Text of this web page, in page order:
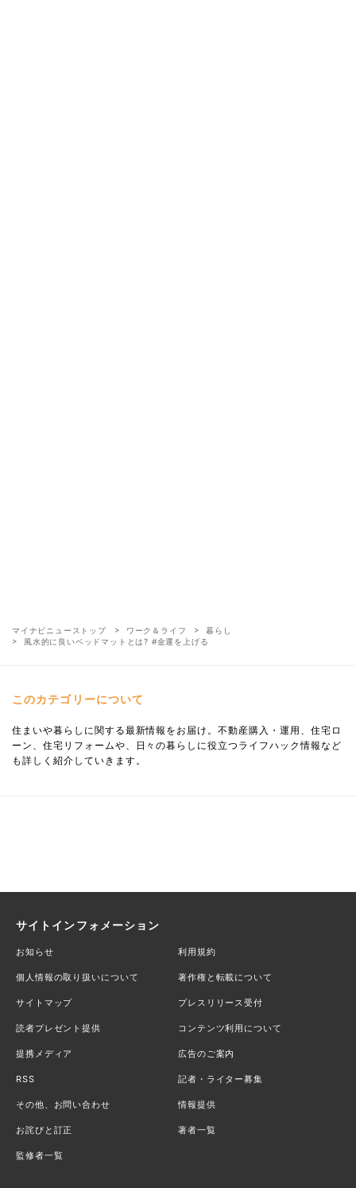
マイナビニューストップ ワーク＆ライフ
暮らし
風水的に良いベッドマットとは? #金運を上げる
このカテゴリーについて
住まいや暮らしに関する最新情報をお届け。不動産購入・運用、住宅ロ
ーン、住宅リフォームや、日々の暮らしに役立つライフハック情報など
も詳しく紹介していきます。
サイトインフォメーション
お知らせ 利用規約
個人情報の取り扱いについて 著作権と転載について
サイトマップ プレスリリース受付
読者プレゼント提供 コンテンツ利用について
提携メディア 広告のご案内
RSS 記者・ライター募集
その他、お問い合わせ 情報提供
お詫びと訂正 著者一覧
監修者一覧